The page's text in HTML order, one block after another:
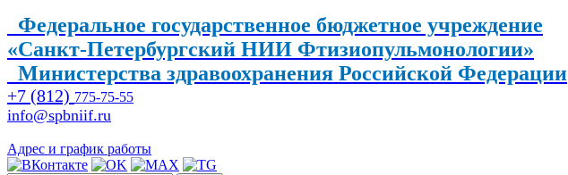
Федеральное государственное бюджетное учреждение
«Санкт-Петербургский НИИ Фтизиопульмонологии»
Министерства здравоохранения Российской Федерации
+7 (812) 775-75-55
info@spbniif.ru
Адрес и график работы